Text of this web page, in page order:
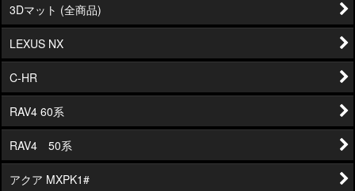
3Dマット (全商品)
LEXUS NX
C-HR
RAV4 60系
RAV4 50系
アクア MXPK1#